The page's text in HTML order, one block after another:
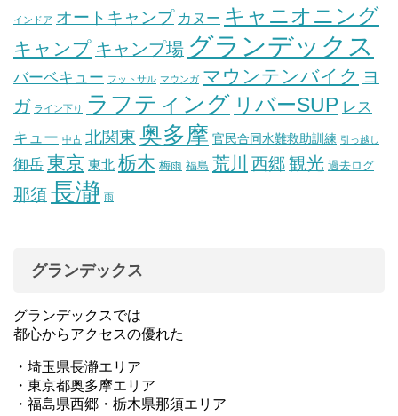
インドア オートキャンプ カヌー キャニオニング
キャンプ キャンプ場 グランデックス
バーベキュー フットサル マウンガ マウンテンバイク ヨ
ガ ライン下り ラフティング リバーSUP レス
キュー 中古 北関東 奥多摩 官民合同水難救助訓練 引っ越し
御岳 東京 東北 栃木 梅雨 福島 荒川 西郷観光 過去ログ
那須長瀞 雨
グランデックス
グランデックスでは
都心からアクセスの優れた
・埼玉県長瀞エリア
・東京都奥多摩エリア
・福島県西郷・栃木県那須エリア